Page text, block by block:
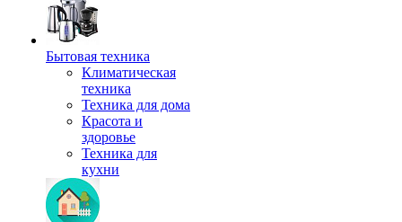
Бытовая техника
Климатическая
техника
Техника для дома
Красота и
здоровье
Техника для
кухни